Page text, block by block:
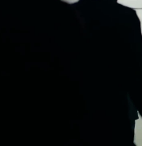
မာရွတ်ပျောက်ကင်းနိုင်
ေကာင်းတဲ့ဆေ
ယ်ကြုံတွေနေရတဲ့ အမာရွ
မင်မင့်အသဲလေးတွေအ
ရိသတ် တွေကို ဖျော်ဖြေ
င်းပြင်မှာပါ လုပ်ဆေ
ေးကုမ္ပဏီတစ်ခုကို တည်
ပ်ဆောင်ရမယ့်အပေါ်
က်လက် ပြောကြားသွာ
”525 Rosario” တရ
းတင်ထားတာကိုလည်း